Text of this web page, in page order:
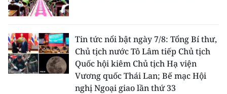
Tin tức nổi bật ngày 7/8: Tổng Bí thư,
Chủ tịch nước Tô Lâm tiếp Chủ tịch
Quốc hội kiêm Chủ tịch Hạ viện
Vương quốc Thái Lan; Bế mạc Hội
nghị Ngoại giao lần thứ 33